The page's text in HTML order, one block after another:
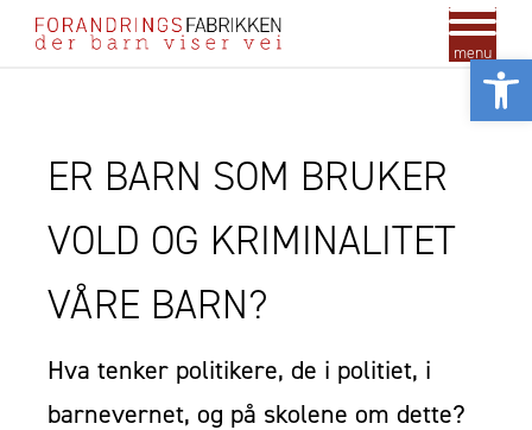
menu
ER BARN SOM BRUKER
VOLD OG KRIMINALITET
VÅRE BARN?
Hva tenker politikere, de i politiet, i
barnevernet, og på skolene om dette?